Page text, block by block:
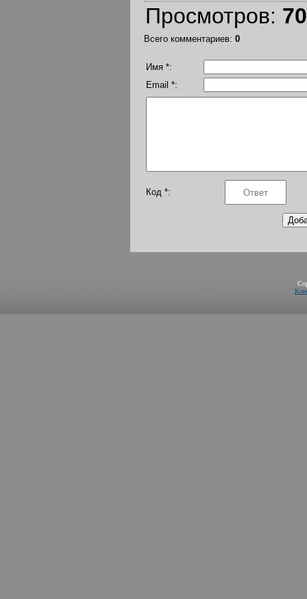
Просмотров:
Всего комментариев: 0
Имя *:
Email *:
Код *: